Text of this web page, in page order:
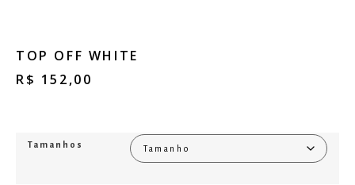
TOP OFF WHITE
R$ 152,00
Tamanhos